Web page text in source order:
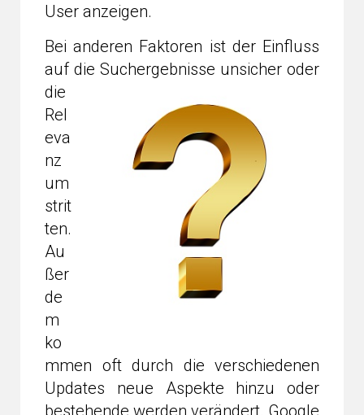
User anzeigen.
Bei anderen Faktoren ist der Einfluss
auf die Suchergebnisse unsicher oder
die
Rel
eva
nz
um
strit
ten.
Au
ßer
de
m
ko
mmen oft durch die verschiedenen
Updates neue Aspekte hinzu oder
bestehende werden verändert. Google